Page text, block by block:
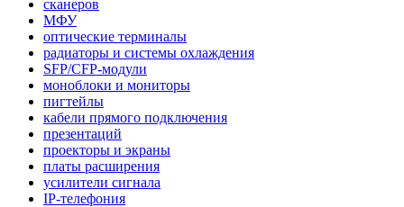
сканеров
МФУ
оптические терминалы
радиаторы и системы охлаждения
SFP/CFP-модули
моноблоки и мониторы
пигтейлы
кабели прямого подключения
презентаций
проекторы и экраны
платы расширения
усилители сигнала
IP-телефония